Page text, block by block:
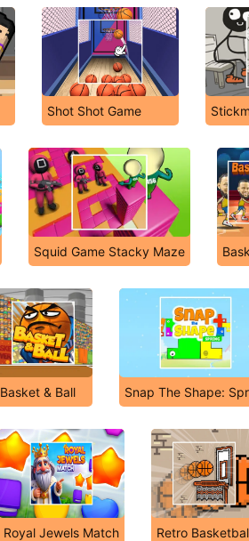
Shot Shot Game
Squid Game Stacky Maze
Basket & Ball Snap The Shape:
Royal Jewels Match Retro